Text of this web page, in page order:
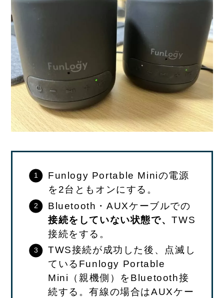
Funlogy Portable Miniの電源
を2台ともオンにする。
Bluetooth・AUXケーブルでの
接続をしていない状態で、TWS
接続をする。
TWS接続が成功した後、点滅し
ているFunlogy Portable
Mini（親機側）をBluetooth接
続する。有線の場合はAUXケー